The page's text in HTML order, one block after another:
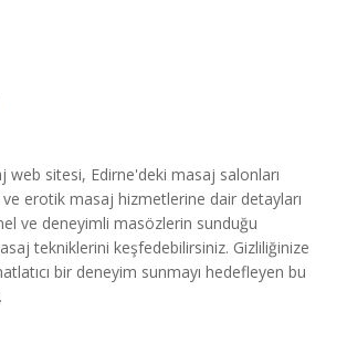
web sitesi, Edirne'deki masaj salonları
ve erotik masaj hizmetlerine dair detayları
ve deneyimli masözlerin sunduğu
tekniklerini keşfedebilirsiniz. Gizliliğinize
bir deneyim sunmayı hedefleyen bu